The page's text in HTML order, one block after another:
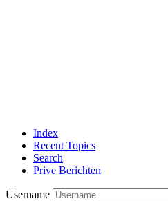
Index
Recent Topics
Search
Prive Berichten
Username